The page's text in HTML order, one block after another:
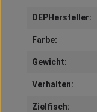
DEPHersteller:
Farbe:
Gewicht:
Verhalten:
Zielfisch: